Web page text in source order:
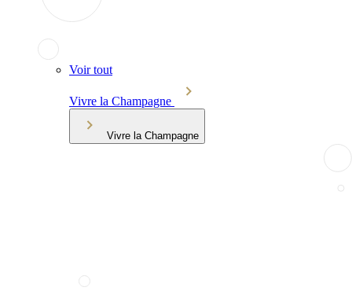
Voir tout
Vivre la Champagne
Vivre la Champagne